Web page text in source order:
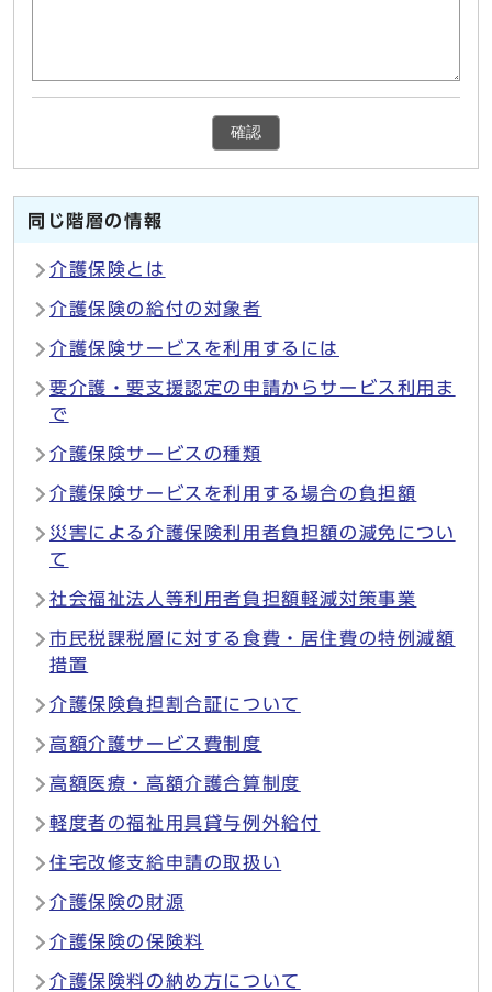
確認
同じ階層の情報
介護保険とは
介護保険の給付の対象者
介護保険サービスを利用するには
要介護・要支援認定の申請からサービス利用ま
で
介護保険サービスの種類
介護保険サービスを利用する場合の負担額
災害による介護保険利用者負担額の減免につい
て
社会福祉法人等利用者負担額軽減対策事業
市民税課税層に対する食費・居住費の特例減額
措置
介護保険負担割合証について
高額介護サービス費制度
高額医療・高額介護合算制度
軽度者の福祉用具貸与例外給付
住宅改修支給申請の取扱い
介護保険の財源
介護保険の保険料
介護保険料の納め方について